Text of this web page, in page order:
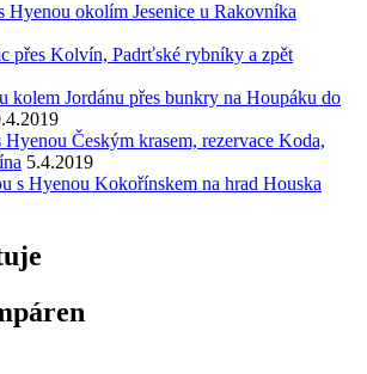
Hyenou okolím Jesenice u Rakovníka
přes Kolvín, Padrťské rybníky a zpět
kolem Jordánu přes bunkry na Houpáku do
Českým krasem, rezervace Koda,
5.4.2019
s Hyenou Kokořínskem na hrad Houska